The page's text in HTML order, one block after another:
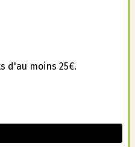
d'au moins 25€.